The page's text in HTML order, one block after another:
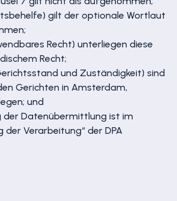
gilt der optionale Wortlaut
Recht) unterliegen diese
Recht;
und Zuständigkeit) sind
Gerichten in Amsterdam,
und
der Datenübermittlung ist im
der Verarbeitung“ der DPA